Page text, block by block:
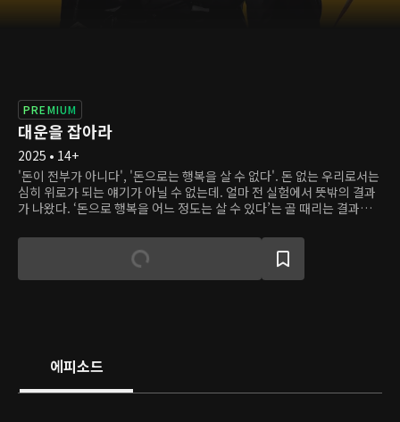
PREMIUM
대운을 잡아라
2025 • 14+
'돈이 전부가 아니다', '돈으로는 행복을 살 수 없다'. 돈 없는 우리로서는
심히 위로가 되는 얘기가 아닐 수 없는데. 얼마 전 실험에서 뜻밖의 결과
가 나왔다. ‘돈으로 행복을 어느 정도는 살 수 있다’는 골 때리는 결과가
사람보다 콘크리트 덩어리가 우대받는 세상이 된 걸 보면. 여기 세 친구
가 있다. 돈 많은 놈, 돈 없는 놈, 돈 많고 싶은 놈. 운명의 소용돌이 속에
서 돈 많은 놈은 거지가 되고. 돈 없는 놈은 졸부가 되고. 돈 많고 싶은 놈
철이 ‘실거래가 어른’ 이 되는 과정!!! 그를 둘러싼 가족, 친구, 이웃들의
한뼘 성장기! 그 짠내나고, 들큰한 이야기가 이 드라마의 핵심이다.
에피소드